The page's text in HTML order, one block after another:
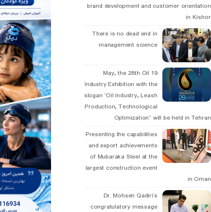
brand development and customer orientation
in Kishor
There is no dead end in
management science
19 May, the 28th Oil
Industry Exhibition with the
slogan “Oil Industry, Leash
Production, Technological
Optimization” will be held in Tehran
Presenting the capabilities
and export achievements
of Mubaraka Steel at the
largest construction event
in Oman
Dr. Mohsen Qadiri’s
congratulatory message